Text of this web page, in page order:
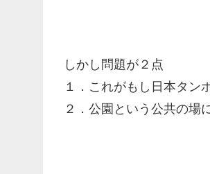
しかし問題が２点
１．これがもし日本タン
２．公園という公共の場